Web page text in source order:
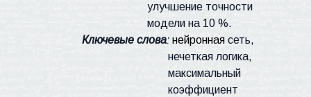
улучшение точности
модели на 10 %.
Ключевые слова:нейронная сеть,
нечеткая логика,
максимальный
коэффициент